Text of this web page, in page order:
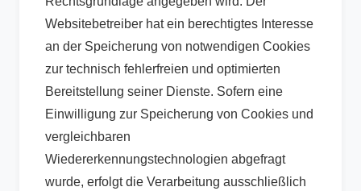
Websitebetreiber hat ein berechtigtes Interesse
an der Speicherung von notwendigen Cookies
zur technisch fehlerfreien und optimierten
Bereitstellung seiner Dienste. Sofern eine
Einwilligung zur Speicherung von Cookies und
vergleichbaren
Wiedererkennungstechnologien abgefragt
wurde, erfolgt die Verarbeitung ausschließlich